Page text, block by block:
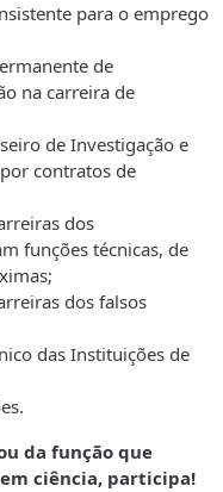
para o emprego
de
na carreira de
de Investigação e
contratos de
dos
funções técnicas, de
dos falsos
das Instituições de
da função que
ciência, participa!